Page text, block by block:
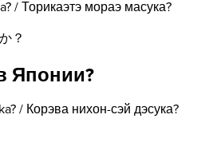
/ Торикаэтэ мораэ масука?
？
Японии?
/ Корэва нихон-сэй дэсука?